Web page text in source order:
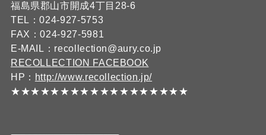
福島県郡山市開成4丁目28-6
TEL：024-927-5753
FAX：024-927-5981
E-MAIL：recollection@aury.co.jp
RECOLLECTION FACEBOOK
HP： http://www.recollection.jp/
★★★★★★★★★★★★★★★★★★